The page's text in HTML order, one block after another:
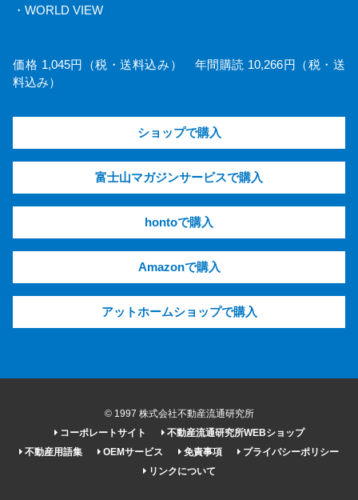
・WORLD VIEW
価格 1,045円（税・送料込み） 年間購読 10,266円（税・送
料込み）
ショップで購入
富士山マガジンサービスで購入
hontoで購入
Amazonで購入
アットホームショップで購入
© 1997 株式会社不動産流通研究所
コーポレートサイト
不動産流通研究所WEBショップ
不動産用語集
OEMサービス 免責事項
プライバシーポリシー
リンクについて